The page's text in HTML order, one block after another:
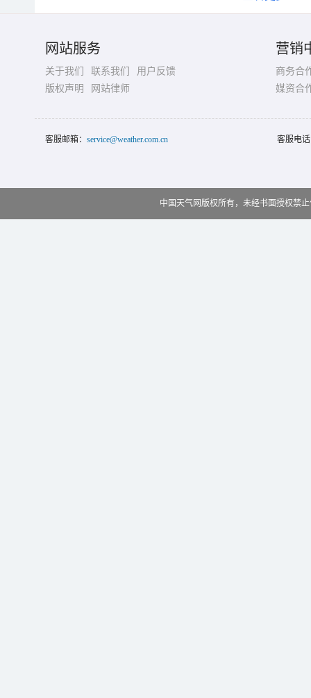
网站服务
关于我们 联系我们
用户反馈
版权声明
网站律师
营销
商务合
媒资合
客服邮箱： service@weather.com.cn 客服电
中国天气网版权所有，未经书面授权